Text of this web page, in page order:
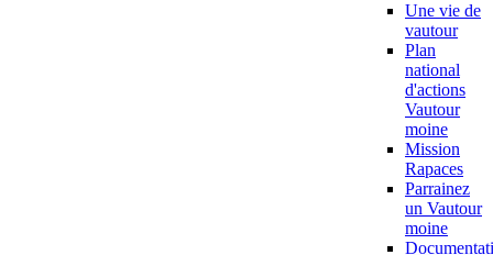
Une vie de
vautour
Plan
national
d'actions
Vautour
moine
Mission
Rapaces
Parrainez
un Vautour
moine